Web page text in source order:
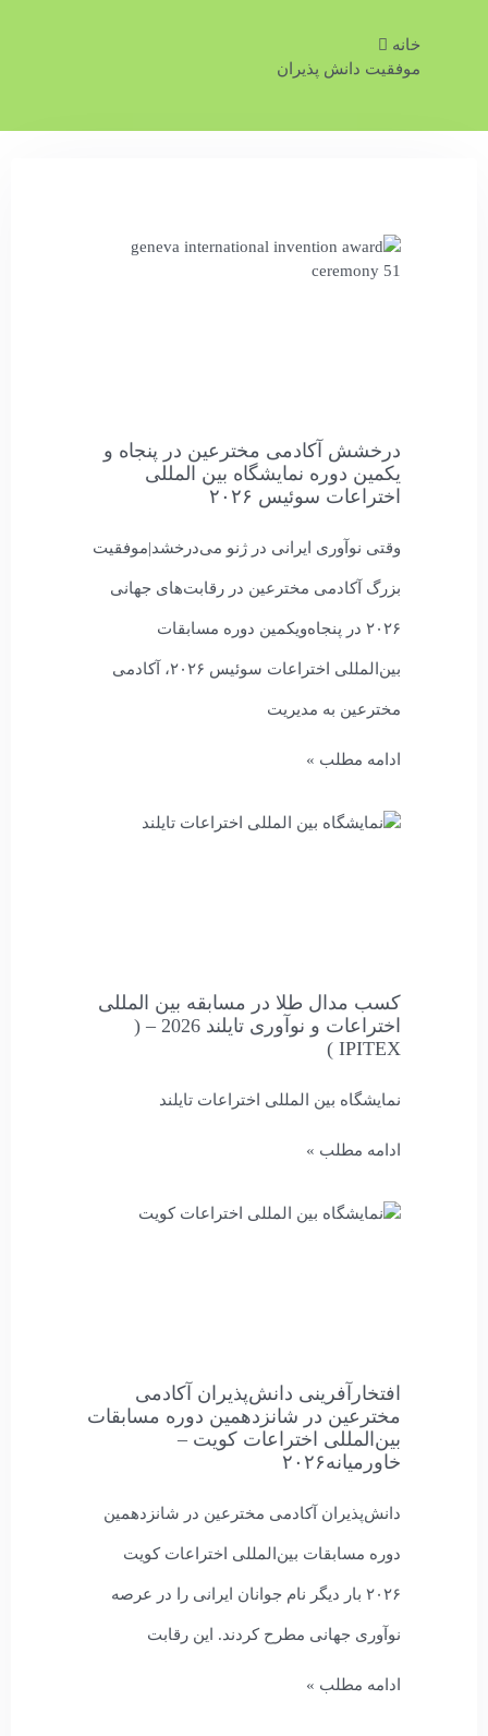
خانه
موفقیت دانش پذیران
درخشش آکادمی مخترعین در پنجاه و
یکمین دوره نمایشگاه بین المللی
اختراعات سوئیس ۲۰۲۶
وقتی نوآوری ایرانی در ژنو می‌درخشد|موفقیت
بزرگ آکادمی مخترعین در رقابت‌های جهانی
۲۰۲۶ در پنجاه‌ویکمین دوره مسابقات
بین‌المللی اختراعات سوئیس ۲۰۲۶، آکادمی
مخترعین به مدیریت
ادامه مطلب »
کسب مدال طلا در مسابقه بین المللی
اختراعات و نوآوری تایلند 2026 – (
IPITEX )
نمایشگاه بین المللی اختراعات تایلند
ادامه مطلب »
افتخارآفرینی دانش‌پذیران آکادمی
مخترعین در شانزدهمین دوره مسابقات
بین‌المللی اختراعات کویت –
خاورمیانه۲۰۲۶
دانش‌پذیران آکادمی مخترعین در شانزدهمین
دوره مسابقات بین‌المللی اختراعات کویت
۲۰۲۶ بار دیگر نام جوانان ایرانی را در عرصه
نوآوری جهانی مطرح کردند. این رقابت
ادامه مطلب »